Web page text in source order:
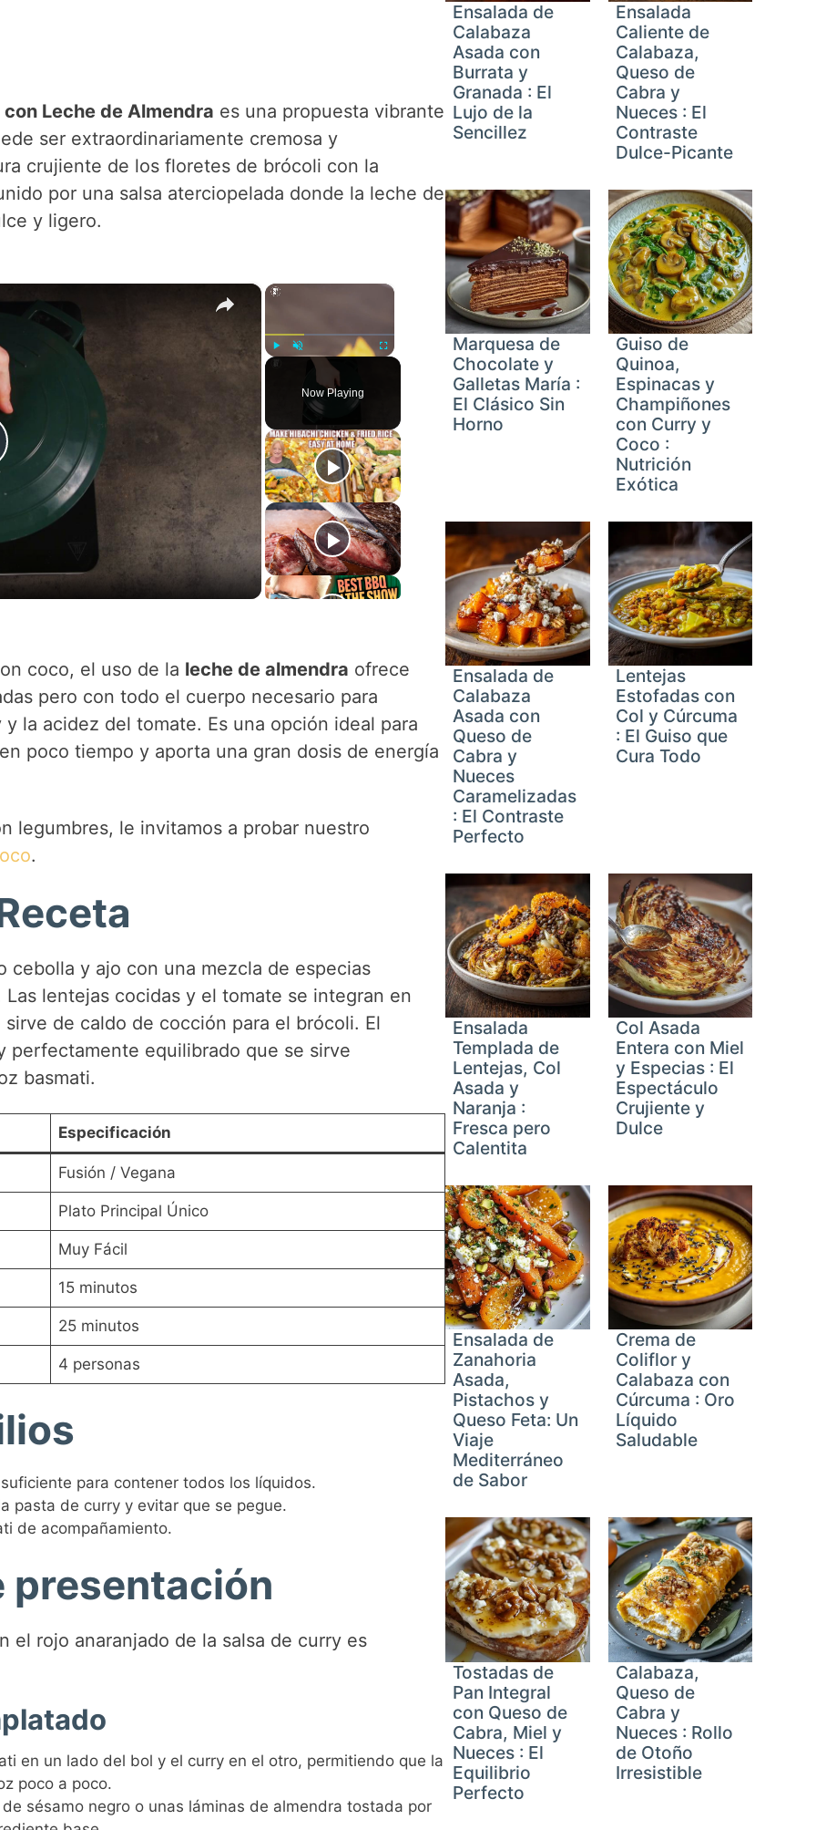
Leche de Almendra es una propuesta vibrante
ser extraordinariamente cremosa y
crujiente de los floretes de brócoli con la
por una salsa aterciopelada donde la leche de
y ligero.
×
Play Unmute Fullscreen
Now Playing
×
coco, el uso de la leche de almendra ofrece
pero con todo el cuerpo necesario para
la acidez del tomate. Es una opción ideal para
poco tiempo y aporta una gran dosis de energía
legumbres, le invitamos a probar nuestro
.
cebolla y ajo con una mezcla de especias
lentejas cocidas y el tomate se integran en
de caldo de cocción para el brócoli. El
perfectamente equilibrado que se sirve
basmati.
Especificación
Fusión / Vegana
Plato Principal Único
Muy Fácil
15 minutos
25 minutos
4 personas
para contener todos los líquidos.
pasta de curry y evitar que se pegue.
de acompañamiento.
presentación
el rojo anaranjado de la salsa de curry es
en un lado del bol y el curry en el otro, permitiendo que la
poco a poco.
sésamo negro o unas láminas de almendra tostada por
Ensalada de
Calabaza
Asada con
Burrata y
Granada : El
Lujo de la
Sencillez
Ensalada
Caliente de
Calabaza,
Queso de
Cabra y
Nueces : El
Contraste
Dulce-Picante
Marquesa de
Chocolate y
Galletas María :
El Clásico Sin
Horno
Guiso de
Quinoa,
Espinacas y
Champiñones
con Curry y
Coco :
Nutrición
Exótica
Ensalada de
Calabaza
Asada con
Queso de
Cabra y
Nueces
Caramelizadas
: El Contraste
Perfecto
Lentejas
Estofadas con
Col y Cúrcuma
: El Guiso que
Cura Todo
Ensalada
Templada de
Lentejas, Col
Asada y
Naranja :
Fresca pero
Calentita
Col Asada
Entera con Miel
y Especias : El
Espectáculo
Crujiente y
Dulce
Ensalada de
Zanahoria
Asada,
Pistachos y
Queso Feta: Un
Viaje
Mediterráneo
de Sabor
Crema de
Coliflor y
Calabaza con
Cúrcuma : Oro
Líquido
Saludable
Tostadas de
Pan Integral
con Queso de
Cabra, Miel y
Nueces : El
Equilibrio
Perfecto
Calabaza,
Queso de
Cabra y
Nueces : Rollo
de Otoño
Irresistible